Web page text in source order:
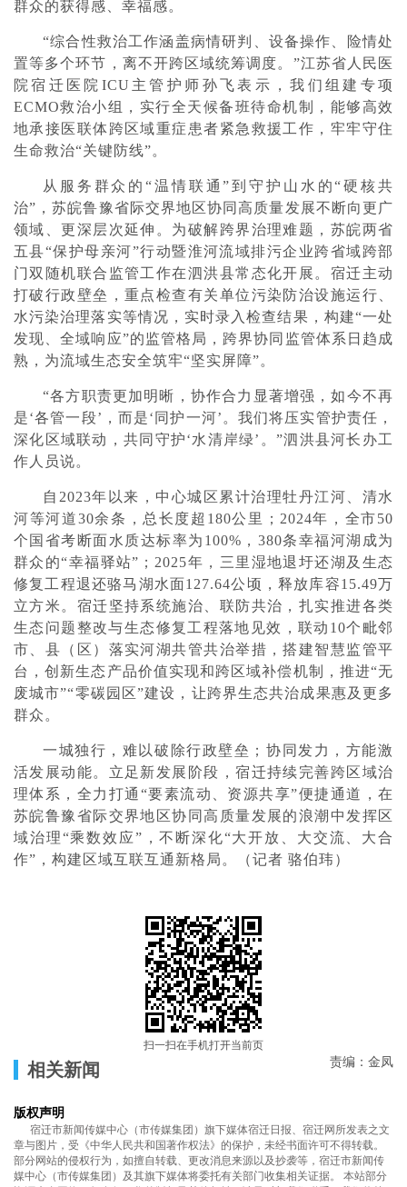
群众的获得感、幸福感。
“综合性救治工作涵盖病情研判、设备操作、险情处
置等多个环节，离不开跨区域统筹调度。”江苏省人民医
院宿迁医院ICU主管护师孙飞表示，我们组建专项
ECMO救治小组，实行全天候备班待命机制，能够高效
地承接医联体跨区域重症患者紧急救援工作，牢牢守住
生命救治“关键防线”。
从服务群众的“温情联通”到守护山水的“硬核共
治”，苏皖鲁豫省际交界地区协同高质量发展不断向更广
领域、更深层次延伸。为破解跨界治理难题，苏皖两省
五县“保护母亲河”行动暨淮河流域排污企业跨省域跨部
门双随机联合监管工作在泗洪县常态化开展。宿迁主动
打破行政壁垒，重点检查有关单位污染防治设施运行、
水污染治理落实等情况，实时录入检查结果，构建“一处
发现、全域响应”的监管格局，跨界协同监管体系日趋成
熟，为流域生态安全筑牢“坚实屏障”。
“各方职责更加明晰，协作合力显著增强，如今不再
是‘各管一段’，而是‘同护一河’。我们将压实管护责任，
深化区域联动，共同守护‘水清岸绿’。”泗洪县河长办工
作人员说。
自2023年以来，中心城区累计治理牡丹江河、清水
河等河道30余条，总长度超180公里；2024年，全市50
个国省考断面水质达标率为100%，380条幸福河湖成为
群众的“幸福驿站”；2025年，三里湿地退圩还湖及生态
修复工程退还骆马湖水面127.64公顷，释放库容15.49万
立方米。宿迁坚持系统施治、联防共治，扎实推进各类
生态问题整改与生态修复工程落地见效，联动10个毗邻
市、县（区）落实河湖共管共治举措，搭建智慧监管平
台，创新生态产品价值实现和跨区域补偿机制，推进“无
废城市”“零碳园区”建设，让跨界生态共治成果惠及更多
群众。
一城独行，难以破除行政壁垒；协同发力，方能激
活发展动能。立足新发展阶段，宿迁持续完善跨区域治
理体系，全力打通“要素流动、资源共享”便捷通道，在
苏皖鲁豫省际交界地区协同高质量发展的浪潮中发挥区
域治理“乘数效应”，不断深化“大开放、大交流、大合
作”，构建区域互联互通新格局。（记者 骆伯玮）
扫一扫在手机打开当前页
责编：金凤
相关新闻
版权声明
宿迁市新闻传媒中心（市传媒集团）旗下媒体宿迁日报、宿迁网所发表之文
章与图片，受《中华人民共和国著作权法》的保护，未经书面许可不得转载。
部分网站的侵权行为，如擅自转载、更改消息来源以及抄袭等，宿迁市新闻传
媒中心（市传媒集团）及其旗下媒体将委托有关部门收集相关证据。 本站部分